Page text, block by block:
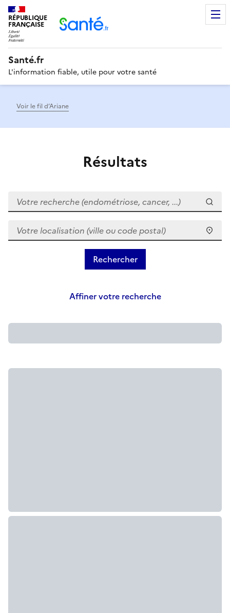
RÉPUBLIQUE
FRANÇAISE
Santé.fr
L'information fiable, utile pour votre santé
Voir le fil d’Ariane
Résultats
Votre recherche (endométriose, cancer, ...)
Votre localisation (ville ou code postal)
Affiner votre recherche